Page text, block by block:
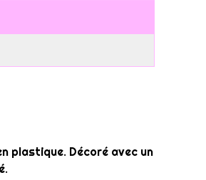
plastique. Décoré avec un